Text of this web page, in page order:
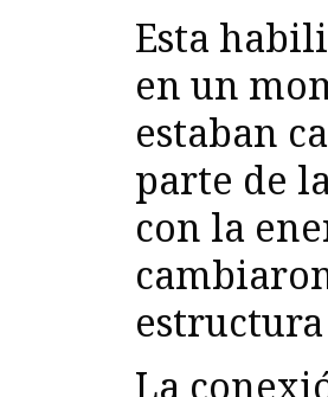
Esta
en un
estaban
parte de
con la
La